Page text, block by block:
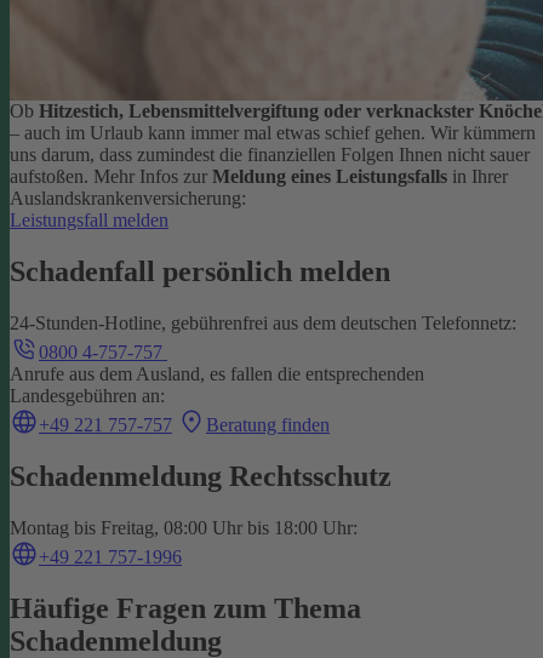
Ob Hitzestich, Lebensmittelvergiftung oder verknackster
– auch im Urlaub kann immer mal etwas schief gehen. Wir kümmern
uns darum, dass zumindest die finanziellen Folgen Ihnen nicht sauer
aufstoßen. Mehr Infos zur Meldung eines Leistungsfalls in Ihrer
Auslandskrankenversicherung:
Leistungsfall melden
Schadenfall persönlich melden
24-Stunden-Hotline, gebührenfrei aus dem deutschen Telefonnetz:
0800 4-757-757
Anrufe aus dem Ausland, es fallen die entsprechenden
Landesgebühren an:
+49 221 757-757
Beratung finden
Schadenmeldung Rechtsschutz
Montag bis Freitag, 08:00 Uhr bis 18:00 Uhr:
+49 221 757-1996
Häufige Fragen zum Thema
Schadenmeldung